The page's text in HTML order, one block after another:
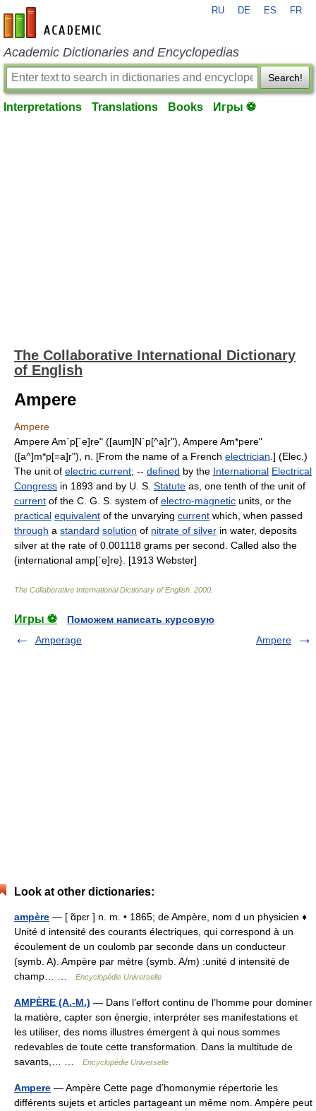
en-academic.com
RU DE ES FR
Academic Dictionaries and Encyclopedias
Search!
Interpretations Translations Books Игры ⚽
The Collaborative International Dictionary
of English
Ampere
Ampere
Ampere Am`p[`e]re" ([aum]N`p[^a]r"), Ampere Am*pere"
([a^]m*p[=a]r"), n. [From the name of a French electrician .] (Elec.)
The unit of electric current; -- defined by the International Electrical
Congress in 1893 and by U. S. Statute as, one tenth of the unit of
current of the C. G. S. system of electro-magnetic units, or the
practical equivalent of the unvarying current which, when passed
through a standard solution of nitrate of silver in water, deposits
silver at the rate of 0.001118 grams per second. Called also the
{international amp[`e]re}. [1913 Webster]
The Collaborative International Dictionary of English 2000
Игры ⚽
Поможем написать курсовую
Amperage
Ampere
Look at other dictionaries:
ampère — [ ɑ̃pɛr ] n. m. • 1865; de Ampère, nom d un physicien ♦
Unité d intensité des courants électriques, qui correspond à un
écoulement de un coulomb par seconde dans un conducteur
(symb. A). Ampère par mètre (symb. A/m) :unité d intensité de
champ… …
Encyclopédie Universelle
AMPÈRE (A.-M.) — Dans l’effort continu de l’homme pour dominer
la matière, capter son énergie, interpréter ses manifestations et
les utiliser, des noms illustres émergent à qui nous sommes
redevables de toute cette transformation. Dans la multitude de
savants,… …
Encyclopédie Universelle
Ampere — Ampère Cette page d’homonymie répertorie les
différents sujets et articles partageant un même nom. Ampère peut